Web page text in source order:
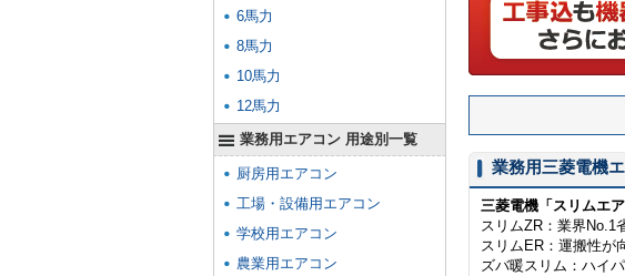
業務用三菱電機
三菱電機「スリムエ
スリムZR：業界
スリムER：運搬性が
ズバ暖スリム：ハイ
6馬力
8馬力
10馬力
12馬力
業務用エアコン 用途別一覧
厨房用エアコン
工場・設備用エアコン
学校用エアコン
農業用エアコン